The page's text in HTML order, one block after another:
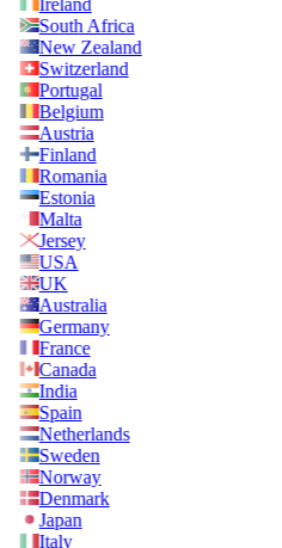
Ireland
South Africa
New Zealand
Switzerland
Portugal
Belgium
Austria
Finland
Romania
Estonia
Malta
Jersey
USA
UK
Australia
Germany
France
Canada
India
Spain
Netherlands
Sweden
Norway
Denmark
Japan
Italy